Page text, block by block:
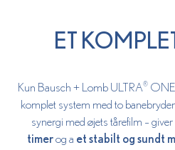
ET
Kun Bausch + Lomb ULTRA® ONE
komplet system med to
synergi med øjets tårefilm –
timerog a et stabilt og sundt